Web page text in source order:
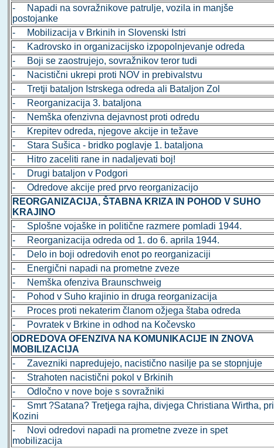
- Napadi na sovražnikove patrulje, vozila in manjše
postojanke
- Mobilizacija v Brkinih in Slovenski Istri
- Kadrovsko in organizacijsko izpopolnjevanje odreda
- Boji se zaostrujejo, sovražnikov teror tudi
- Nacistični ukrepi proti NOV in prebivalstvu
- Tretji bataljon Istrskega odreda ali Bataljon Zol
- Reorganizacija 3. bataljona
- Nemška ofenzivna dejavnost proti odredu
- Krepitev odreda, njegove akcije in težave
- Stara Sušica - bridko poglavje 1. bataljona
- Hitro zaceliti rane in nadaljevati boj!
- Drugi bataljon v Podgori
- Odredove akcije pred prvo reorganizacijo
REORGANIZACIJA, ŠTABNA KRIZA IN POHOD V SUHO
KRAJINO
- Splošne vojaške in politične razmere pomladi 1944.
- Reorganizacija odreda od 1. do 6. aprila 1944.
- Delo in boji odredovih enot po reorganizaciji
- Energični napadi na prometne zveze
- Nemška ofenziva Braunschweig
- Pohod v Suho krajinio in druga reorganizacija
- Proces proti nekaterim članom ožjega štaba odreda
- Povratek v Brkine in odhod na Kočevsko
ODREDOVA OFENZIVA NA KOMUNIKACIJE IN ZNOVA
MOBILIZACIJA
- Zavezniki napredujejo, nacistično nasilje pa se stopnjuje
- Strahoten nacistični pokol v Brkinih
- Odločno v nove boje s sovražniki
- Smrt ?Satana? Tretjega rajha, divjega Christiana Wirtha, pri
Kozini
- Novi odredovi napadi na prometne zveze in spet
mobilizacija